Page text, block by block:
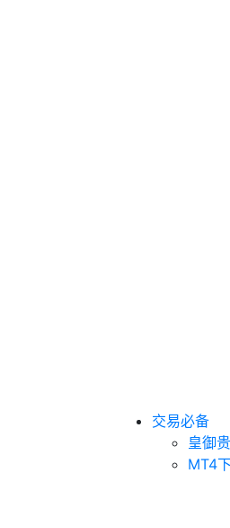
交易必备
皇御
MT4